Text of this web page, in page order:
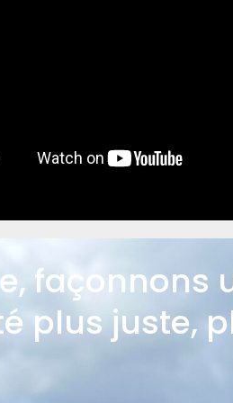
façonnons
plus juste,